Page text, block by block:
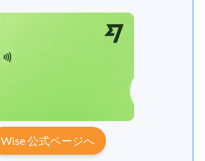
Wise 公式ページへ